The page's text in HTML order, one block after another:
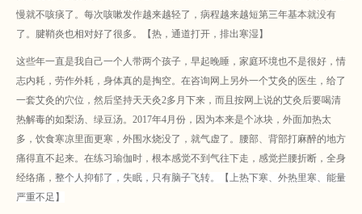
慢就不咳痰了。每次咳嗽发作越来越轻了，病程越来越短第三年基本就没有
了。腱鞘炎也相对好了很多。【热，通道打开，排出寒湿】
这些年一直是我自己一个人带两个孩子，早起晚睡，家庭环境也不是很好，情
志内耗，劳作外耗，身体真的是掏空。在咨询网上另外一个艾灸的医生，给了
一套艾灸的穴位，然后坚持天天灸2多月下来，而且按网上说的艾灸后要喝清
热解毒的如梨汤、绿豆汤。2017年4月份， 因为本来是个冰块，外面加热太
多，饮食寒凉里面更寒，外围水烧没了，就气虚了。腰部、背部打麻醉的地方
痛得直不起来。在练习瑜伽时，根本感觉不到气往下走，感觉拦腰折断，全身
经络痛， 整个人抑郁了，失眠，只有脑子飞转。【上热下寒、外热里寒、能量
严重不足】